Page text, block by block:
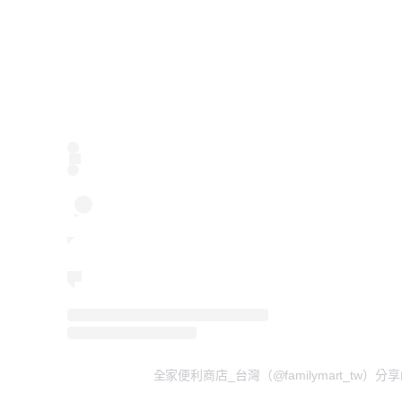
全家便利商店_台灣（@familymart_tw）分